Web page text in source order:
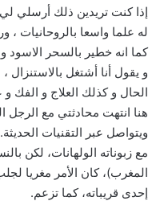
إذا كنت تريدين ذلك أرسلي
له علما واسعا بالروحانيات ،
كما انه خطير بالسحر الاسود
و يقول أنا أشتغل
الحال و كذلك العلاج و
هنا انتهت محادثتي مع
ويتواصل عبر التقنيات الحديثة.
مع زبوناته الولهانات، لكن
المغرب)، كان الأمر مغريا
إحدى قريباته، كما تزعم.